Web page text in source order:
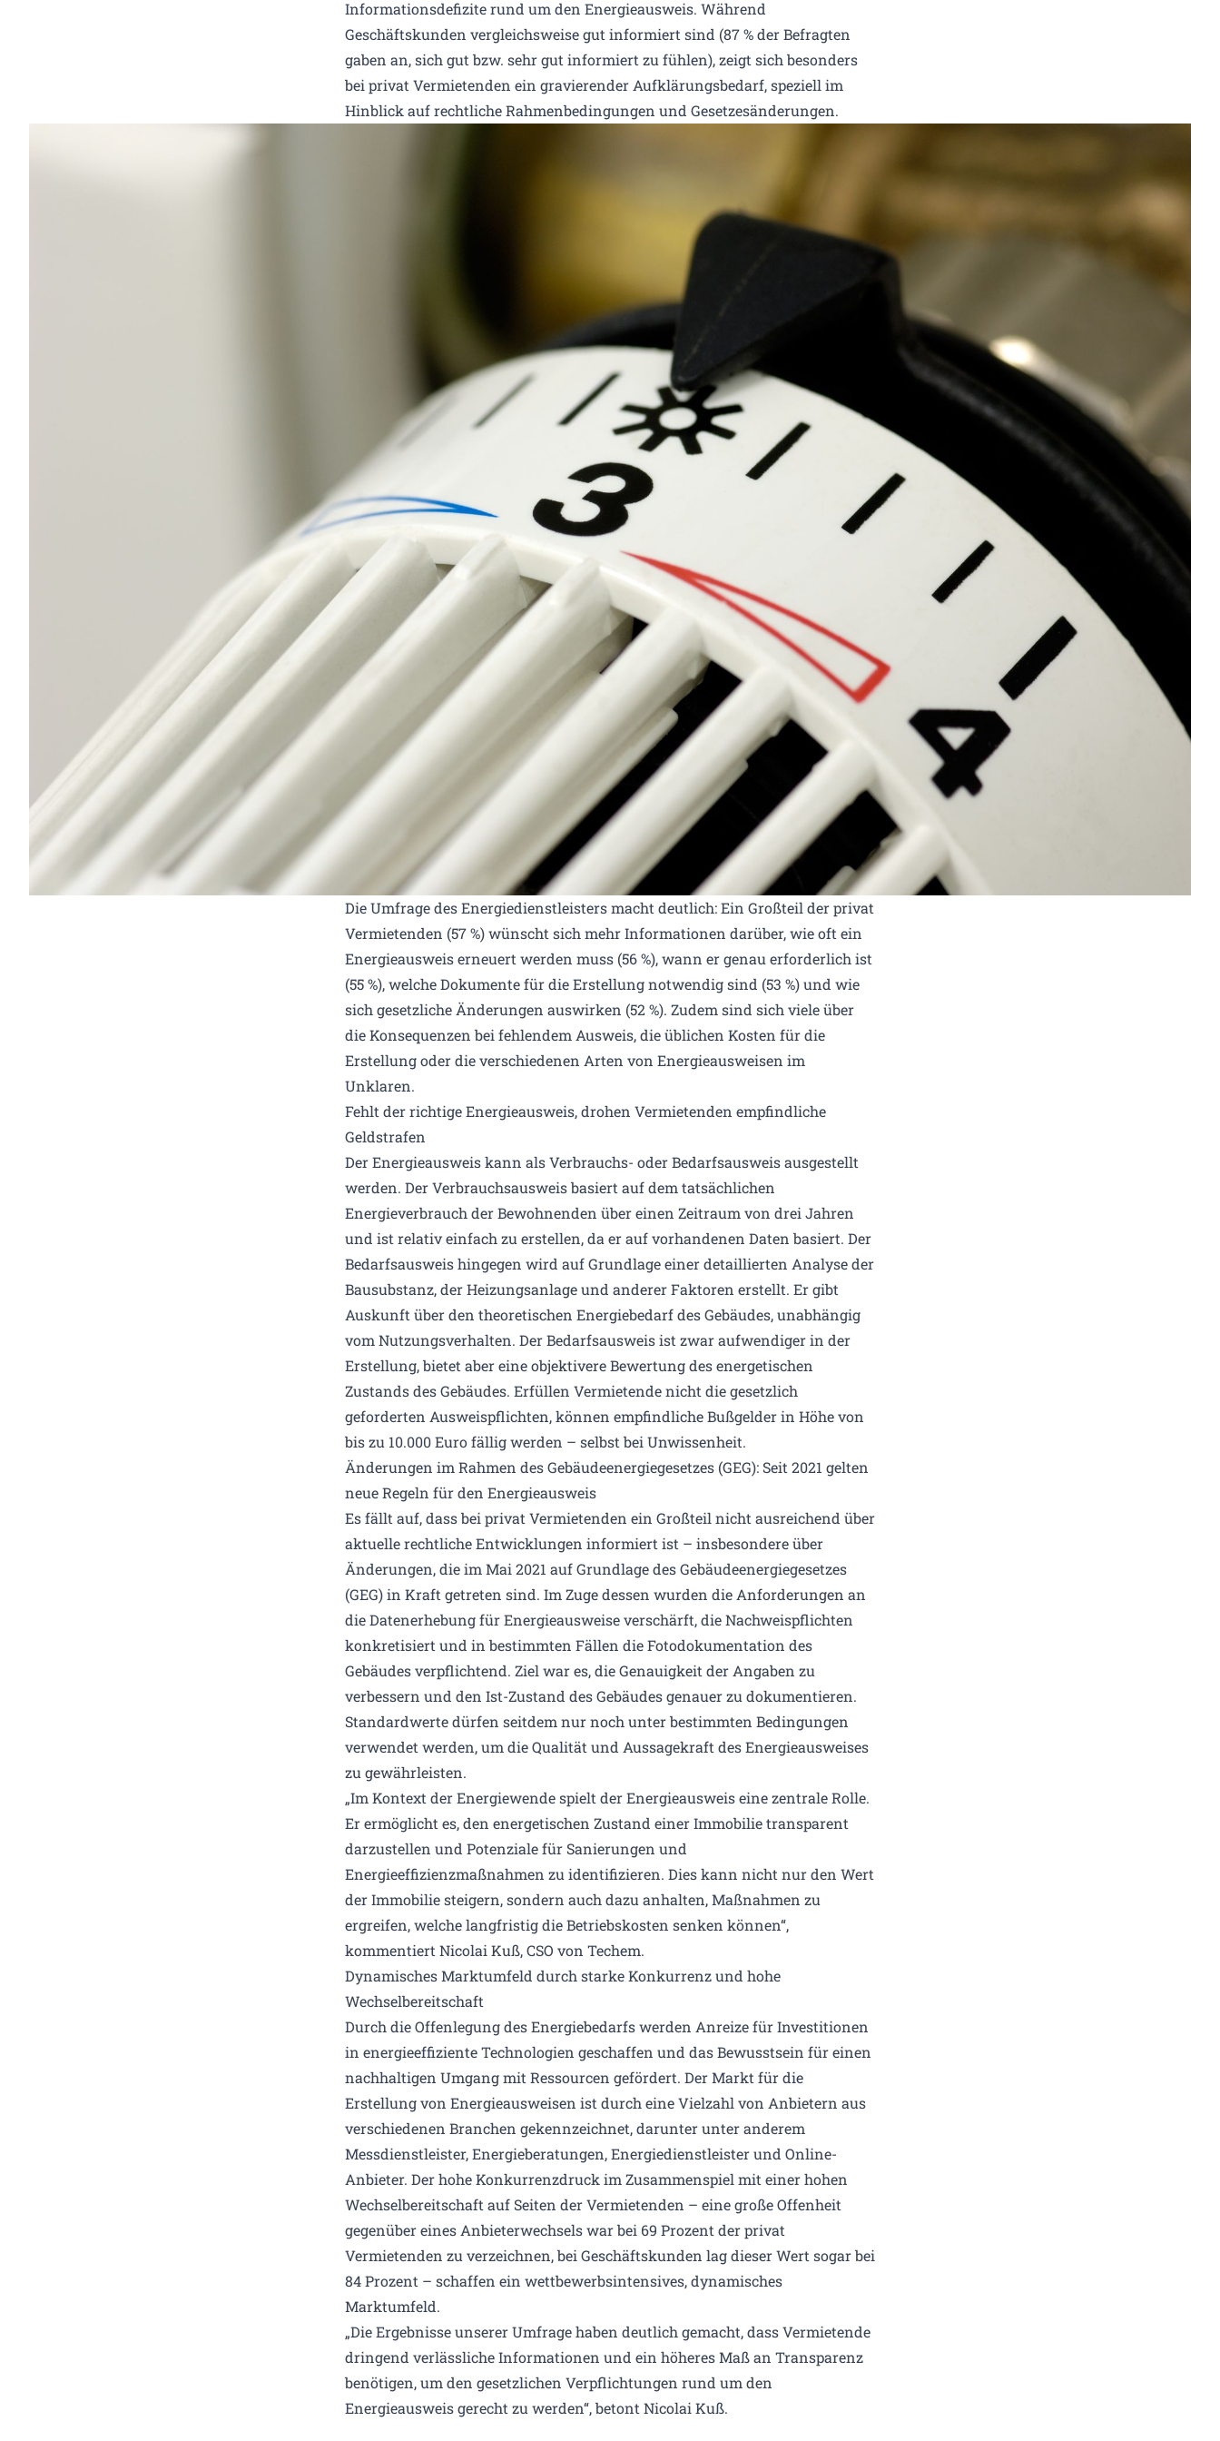
Informationsdefizite rund um den Energieausweis. Während
Geschäftskunden vergleichsweise gut informiert sind (87 % der Befragten
gaben an, sich gut bzw. sehr gut informiert zu fühlen), zeigt sich besonders
bei privat Vermietenden ein gravierender Aufklärungsbedarf, speziell im
Hinblick auf rechtliche Rahmenbedingungen und Gesetzesänderungen.
Die Umfrage des Energiedienstleisters macht deutlich: Ein Großteil der privat
Vermietenden (57 %) wünscht sich mehr Informationen darüber, wie oft ein
Energieausweis erneuert werden muss (56 %), wann er genau erforderlich ist
(55 %), welche Dokumente für die Erstellung notwendig sind (53 %) und wie
sich gesetzliche Änderungen auswirken (52 %). Zudem sind sich viele über
die Konsequenzen bei fehlendem Ausweis, die üblichen Kosten für die
Erstellung oder die verschiedenen Arten von Energieausweisen im
Unklaren.
Fehlt der richtige Energieausweis, drohen Vermietenden empfindliche
Geldstrafen
Der Energieausweis kann als Verbrauchs- oder Bedarfsausweis ausgestellt
werden. Der Verbrauchsausweis basiert auf dem tatsächlichen
Energieverbrauch der Bewohnenden über einen Zeitraum von drei Jahren
und ist relativ einfach zu erstellen, da er auf vorhandenen Daten basiert. Der
Bedarfsausweis hingegen wird auf Grundlage einer detaillierten Analyse der
Bausubstanz, der Heizungsanlage und anderer Faktoren erstellt. Er gibt
Auskunft über den theoretischen Energiebedarf des Gebäudes, unabhängig
vom Nutzungsverhalten. Der Bedarfsausweis ist zwar aufwendiger in der
Erstellung, bietet aber eine objektivere Bewertung des energetischen
Zustands des Gebäudes. Erfüllen Vermietende nicht die gesetzlich
geforderten Ausweispflichten, können empfindliche Bußgelder in Höhe von
bis zu 10.000 Euro fällig werden – selbst bei Unwissenheit.
Änderungen im Rahmen des Gebäudeenergiegesetzes (GEG): Seit 2021 gelten
neue Regeln für den Energieausweis
Es fällt auf, dass bei privat Vermietenden ein Großteil nicht ausreichend über
aktuelle rechtliche Entwicklungen informiert ist – insbesondere über
Änderungen, die im Mai 2021 auf Grundlage des Gebäudeenergiegesetzes
(GEG) in Kraft getreten sind. Im Zuge dessen wurden die Anforderungen an
die Datenerhebung für Energieausweise verschärft, die Nachweispflichten
konkretisiert und in bestimmten Fällen die Fotodokumentation des
Gebäudes verpflichtend. Ziel war es, die Genauigkeit der Angaben zu
verbessern und den Ist-Zustand des Gebäudes genauer zu dokumentieren.
Standardwerte dürfen seitdem nur noch unter bestimmten Bedingungen
verwendet werden, um die Qualität und Aussagekraft des Energieausweises
zu gewährleisten.
„Im Kontext der Energiewende spielt der Energieausweis eine zentrale Rolle.
Er ermöglicht es, den energetischen Zustand einer Immobilie transparent
darzustellen und Potenziale für Sanierungen und
Energieeffizienzmaßnahmen zu identifizieren. Dies kann nicht nur den Wert
der Immobilie steigern, sondern auch dazu anhalten, Maßnahmen zu
ergreifen, welche langfristig die Betriebskosten senken können“,
kommentiert Nicolai Kuß, CSO von Techem.
Dynamisches Marktumfeld durch starke Konkurrenz und hohe
Wechselbereitschaft
Durch die Offenlegung des Energiebedarfs werden Anreize für Investitionen
in energieeffiziente Technologien geschaffen und das Bewusstsein für einen
nachhaltigen Umgang mit Ressourcen gefördert. Der Markt für die
Erstellung von Energieausweisen ist durch eine Vielzahl von Anbietern aus
verschiedenen Branchen gekennzeichnet, darunter unter anderem
Messdienstleister, Energieberatungen, Energiedienstleister und Online-
Anbieter. Der hohe Konkurrenzdruck im Zusammenspiel mit einer hohen
Wechselbereitschaft auf Seiten der Vermietenden – eine große Offenheit
gegenüber eines Anbieterwechsels war bei 69 Prozent der privat
Vermietenden zu verzeichnen, bei Geschäftskunden lag dieser Wert sogar bei
84 Prozent – schaffen ein wettbewerbsintensives, dynamisches
Marktumfeld.
„Die Ergebnisse unserer Umfrage haben deutlich gemacht, dass Vermietende
dringend verlässliche Informationen und ein höheres Maß an Transparenz
benötigen, um den gesetzlichen Verpflichtungen rund um den
Energieausweis gerecht zu werden“, betont Nicolai Kuß.